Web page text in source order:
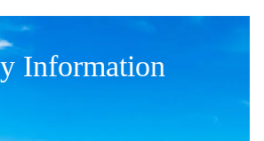
Information